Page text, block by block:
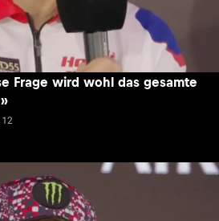
Frage wird wohl das gesamte